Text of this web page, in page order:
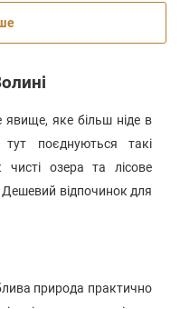
явище, яке більш ніде в
тут поєднуються такі
чисті озера та лісове
Дешевий відпочинок для
природа практично